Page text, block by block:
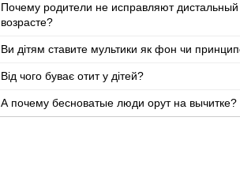
Почему родители не исправляют дистальный
возрасте?
Ви дітям ставите мультики як фон чи
Від чого буває отит у дітей?
А почему бесноватые люди орут на вычитке?